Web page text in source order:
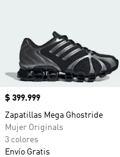
Precio
$ 399.999
Zapatillas Mega Ghostride
Mujer Originals
3 colores
Envío Gratis